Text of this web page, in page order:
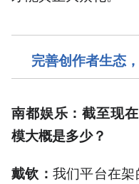
完善创作者生态
南都娱乐：截至现
模大概是多少？
戴钦： 我们平台在架